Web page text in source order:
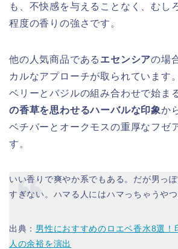
も、不快感を与えることなく、むし
程度の香りの強さです。
他の人気商品である エセンシアの場
カルなアプローチが取られています
ベリーとバジルの組み合わせで始ま
の香草を思わせるハーバルな印象か
ベチバーとオークモスの重厚なフゼ
す。
いい香りで爽やか系でもある。だが男っ
すぎない。ハマる人にはハマっちゃうやつ
出典： 男性におすすめのロエベ香水8選！
人の余裕を演出